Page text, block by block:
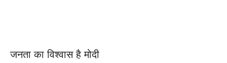
जनता का विश्वास है मोदी